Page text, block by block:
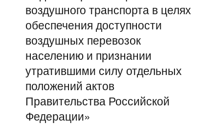
воздушного транспорта в целях
обеспечения доступности
воздушных перевозок
населению и признании
утратившими силу отдельных
положений актов
Правительства Российской
Федерации»